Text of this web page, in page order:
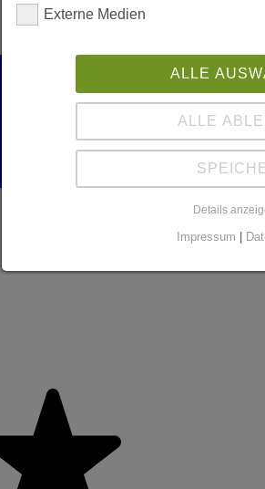
Externe Medien
ALLE
ALLE
Details
Impressum